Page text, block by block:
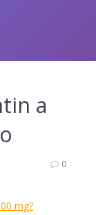
a
0
mg?